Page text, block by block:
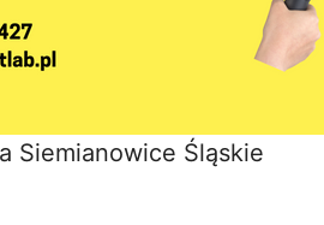
Siemianowice Śląskie